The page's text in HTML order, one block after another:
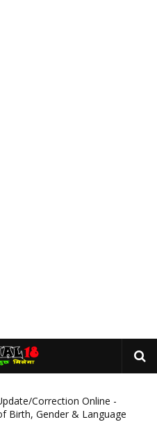
Correction Online -
Birth, Gender & Language